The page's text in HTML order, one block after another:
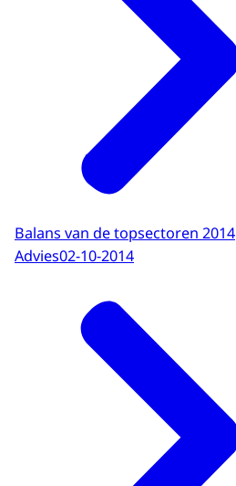
Balans van de topsectoren 2014
Advies02-10-2014